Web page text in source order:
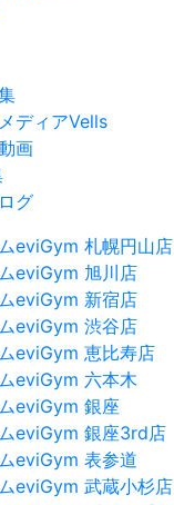
ディアVells
画
グ
eviGym 札幌円山店
eviGym 旭川店
eviGym 新宿店
eviGym 渋谷店
eviGym 恵比寿店
eviGym 六本木
eviGym 銀座
eviGym 銀座3rd店
eviGym 表参道
eviGym 武蔵小杉店